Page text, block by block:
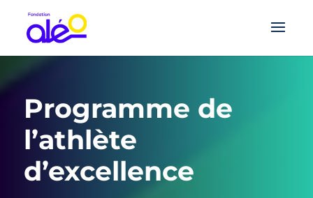
Programme de
l’athlète
d’excellence